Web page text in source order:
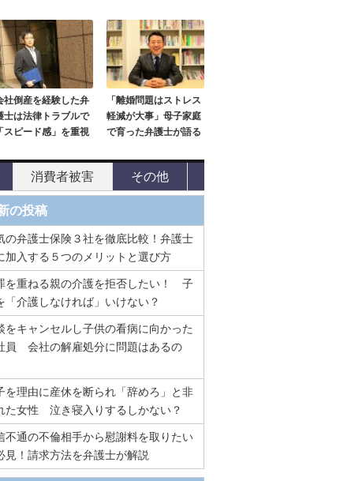
社倒産を経験した弁
士は法律トラブルで
「スピード感」を重視
「離婚問題はストレス
軽減が大事」母子家庭
で育った弁護士が語る
消費者被害 その他
の投稿
の弁護士保険３社を徹底比較！弁護士
加入する５つのメリットと選び方
を重ねる親の介護を拒否したい！ 子
「介護しなければ」いけない？
をキャンセルし子供の看病に向かった
員 会社の解雇処分に問題はあるの
を理由に産休を断られ「辞めろ」と非
た女性 泣き寝入りするしかない？
不通の不倫相手から慰謝料を取りたい
見！請求方法を弁護士が解説